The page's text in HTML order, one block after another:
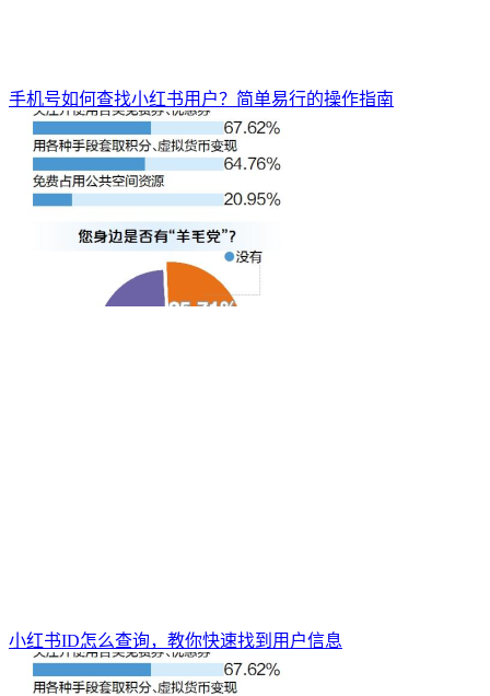
手机号如何查找小红书用户？简单易行的操作指南
小红书ID怎么查询，教你快速找到用户信息